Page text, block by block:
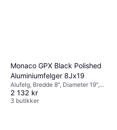
Monaco GPX Black Polished
Aluminiumfelger 8Jx19
Alufelg, Bredde 8", Diameter 19",
Svart
2 132 kr
3 butikker